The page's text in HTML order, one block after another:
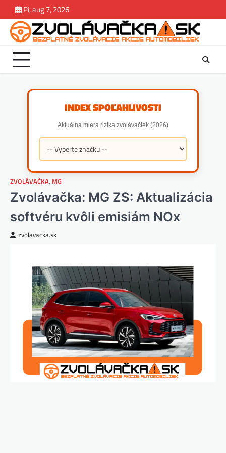
to
content
Pi, aug 7, 2026
Rady.
Tipy
INDEX SPOĽAHLIVOSTI
Aktuálna miera rizika zvolávačiek (2026)
ZVOLÁVAČKA, MG
Zvolávačka: MG ZS: Aktualizácia
softvéru kvôli emisiám NOx
zvolavacka.sk